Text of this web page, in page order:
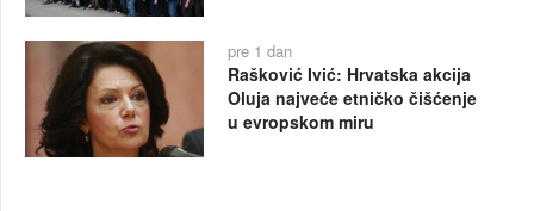
pre 1 dan
Rašković Ivić: Hrvatska akcija
Oluja najveće etničko čišćenje
u evropskom miru